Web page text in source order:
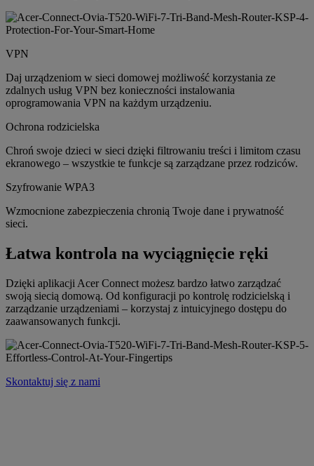
VPN
Daj urządzeniom w sieci domowej możliwość korzystania ze
zdalnych usług VPN bez konieczności instalowania
oprogramowania VPN na każdym urządzeniu.
Ochrona rodzicielska
Chroń swoje dzieci w sieci dzięki filtrowaniu treści i limitom czasu
ekranowego – wszystkie te funkcje są zarządzane przez rodziców.
Szyfrowanie WPA3
Wzmocnione zabezpieczenia chronią Twoje dane i prywatność
sieci.
Łatwa kontrola na wyciągnięcie ręki
Dzięki aplikacji Acer Connect możesz bardzo łatwo zarządzać
swoją siecią domową. Od konfiguracji po kontrolę rodzicielską i
zarządzanie urządzeniami – korzystaj z intuicyjnego dostępu do
zaawansowanych funkcji.
Skontaktuj się z nami